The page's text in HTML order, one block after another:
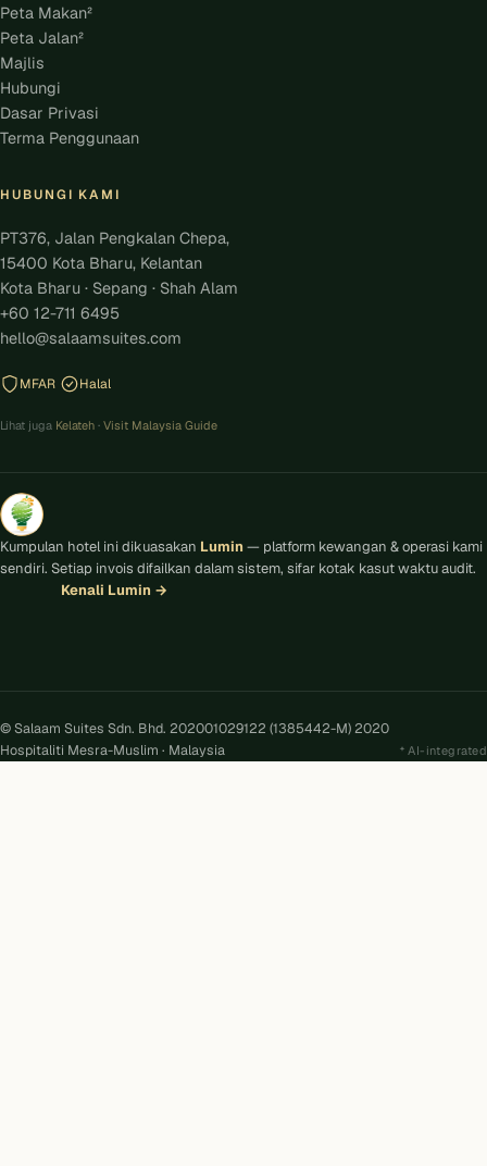
Peta Makan²
Peta Jalan²
Majlis
Hubungi
Dasar Privasi
Terma Penggunaan
HUBUNGI KAMI
PT376, Jalan Pengkalan Chepa,
15400 Kota Bharu, Kelantan
Kota Bharu · Sepang · Shah Alam
+60 12-711 6495
hello@salaamsuites.com
MFAR Halal
Lihat juga Kelateh · Visit Malaysia Guide
Kumpulan hotel ini dikuasakan Lumin — platform kewangan & operasi kami
sendiri. Setiap invois difailkan dalam sistem, sifar kotak kasut waktu audit.
Kenali Lumin →
© Salaam Suites Sdn. Bhd. 202001029122 (1385442-M) 2020
Hospitaliti Mesra-Muslim · Malaysia
AI-integrated